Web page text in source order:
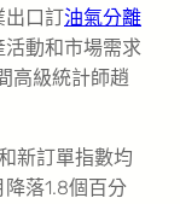
出口訂油氣分離
動和市場需求
高級統計師趙
新訂單指數均
落1.8個百分